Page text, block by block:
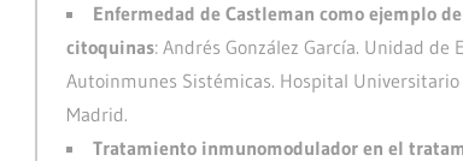
Enfermedad de Castleman como ejemplo
citoquinas: Andrés González García. Unidad de
Autoinmunes Sistémicas. Hospital Universitario
Madrid.
Tratamiento inmunomodulador en el